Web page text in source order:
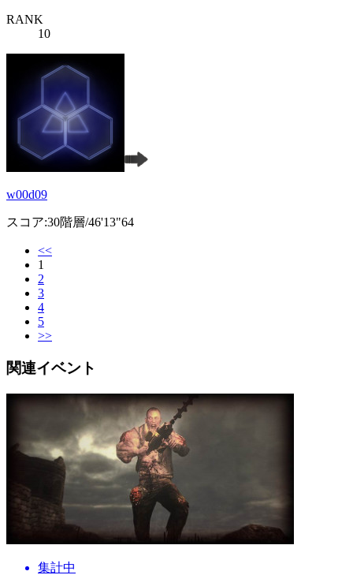
RANK
10
w00d09
スコア:30階層/46'13"64
<<
1
2
3
4
5
>>
関連イベント
集計中